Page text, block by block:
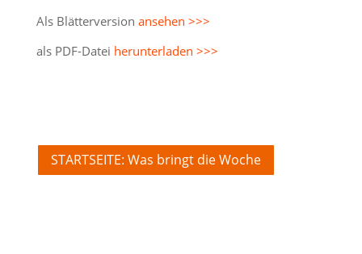
Als Blätterversion ansehen >>>
als PDF-Datei herunterladen >>>
STARTSEITE: Was bringt die Woche